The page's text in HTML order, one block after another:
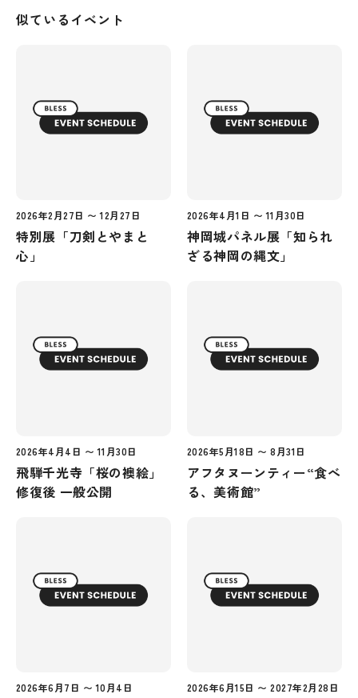
似ているイベント
2026年2月27日 〜 12月27日
特別展「刀剣とやまと
心」
2026年4月1日 〜 11月30日
神岡城パネル展「知られ
ざる神岡の縄文」
2026年4月4日 〜 11月30日
飛騨千光寺「桜の襖絵」
修復後 一般公開
2026年5月18日 〜 8月31日
アフタヌーンティー“食べ
る、美術館”
2026年6月7日 〜 10月4日 2026年6月15日 〜 2027年2月28日